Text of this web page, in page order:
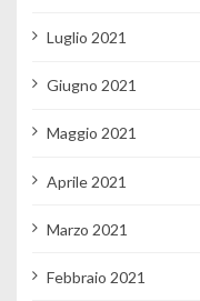
Luglio 2021
Giugno 2021
Maggio 2021
Aprile 2021
Marzo 2021
Febbraio 2021